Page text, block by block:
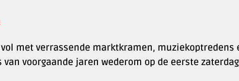
met verrassende marktkramen, muziekoptredens
voorgaande jaren wederom op de eerste